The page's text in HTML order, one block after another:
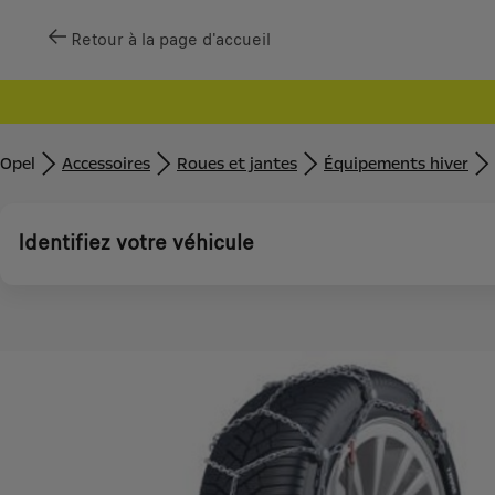
Retour à la page d'accueil
Opel Accessoires Roues et jantes Équipements hiver
Identifiez votre véhicule